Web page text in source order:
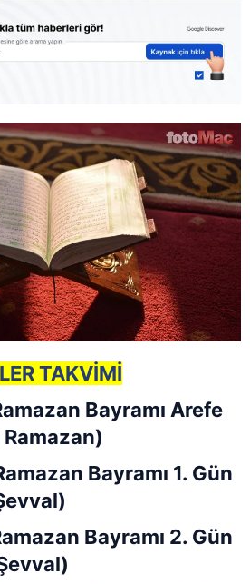
TAKVİMİ
Bayramı Arefe
Bayramı 1. Gün
Bayramı 2. Gün